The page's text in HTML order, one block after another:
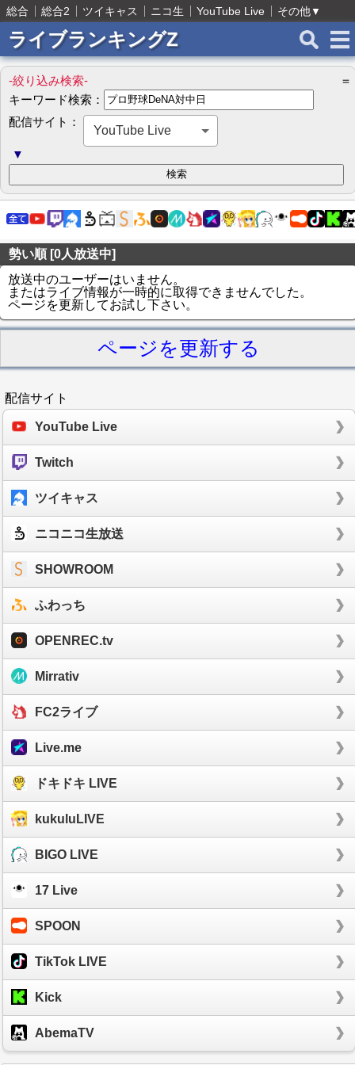
総合 総合2 ツイキャス ニコ生 YouTube Live その他▼
ライブランキングZ
-絞り込み検索-
＝
キーワード検索：
配信サイト：
YouTube Live
▼
勢い順 [0人放送中]
放送中のユーザーはいません。
またはライブ情報が一時的に取得できませんでした。
ページを更新してお試し下さい。
ページを更新する
配信サイト
YouTube Live
Twitch
ツイキャス
ニコニコ生放送
SHOWROOM
ふわっち
OPENREC.tv
Mirrativ
FC2ライブ
Live.me
ドキドキ LIVE
kukuluLIVE
BIGO LIVE
17 Live
SPOON
TikTok LIVE
Kick
AbemaTV